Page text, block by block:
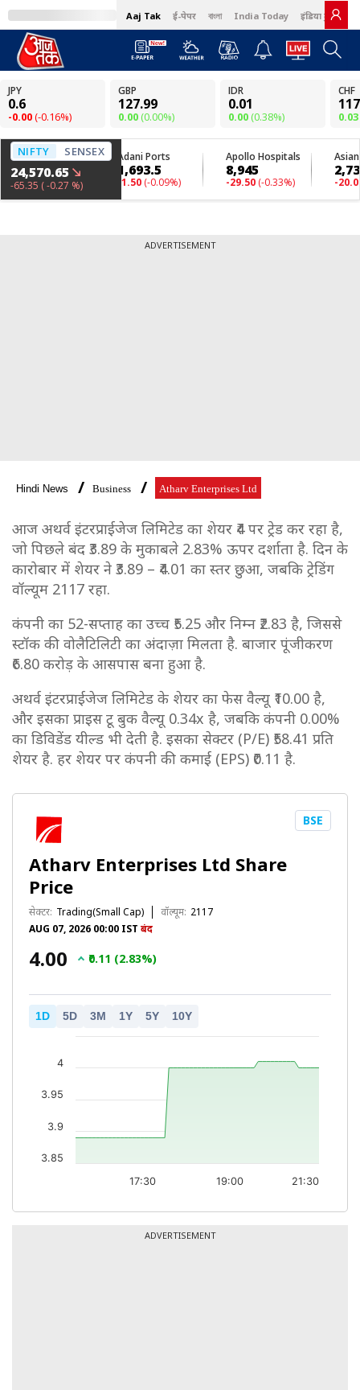
Aaj Tak ई-पेपर বাংলা India Today इंडिया टुडे हिंदी
ADVERTISEMENT
Hindi News Business Atharv Enterprises Ltd
आज अथर्व इंटरप्राईजेज लिमिटेड का शेयर ₹4 पर ट्रेड कर रहा है,
जो पिछले बंद ₹3.89 के मुकाबले 2.83% ऊपर दर्शाता है. दिन के
कारोबार में शेयर ने ₹3.89 – ₹4.01 का स्तर छुआ, जबकि ट्रेडिंग
वॉल्यूम 2117 रहा.
कंपनी का 52-सप्ताह का उच्च ₹5.25 और निम्न ₹2.83 है, जिससे
स्टॉक की वोलैटिलिटी का अंदाज़ा मिलता है. बाजार पूंजीकरण
₹6.80 करोड़ के आसपास बना हुआ है.
अथर्व इंटरप्राईजेज लिमिटेड के शेयर का फेस वैल्यू ₹10.00 है,
और इसका प्राइस टू बुक वैल्यू 0.34x है, जबकि कंपनी 0.00%
का डिविडेंड यील्ड भी देती है. इसका सेक्टर (P/E) ₹58.41 प्रति
शेयर है. हर शेयर पर कंपनी की कमाई (EPS) ₹0.11 है.
Atharv Enterprises Ltd Share
Price
सेक्टर: Trading(Small Cap) वॉल्यूम: 2117
AUG 07, 2026 00:00 IST बंद
BSE
₹4.00 ₹0.11 (2.83%)
1D 5D 3M 1Y 5Y 10Y
21:30
17:30 19:00
3.85
3.9
3.95
4
ADVERTISEMENT